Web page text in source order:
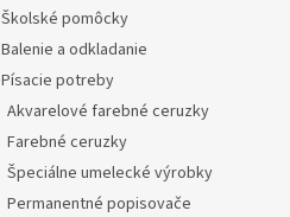
Školské pomôcky
Balenie a odkladanie
Písacie potreby
Akvarelové farebné ceruzky
Farebné ceruzky
Špeciálne umelecké výrobky
Permanentné popisovače